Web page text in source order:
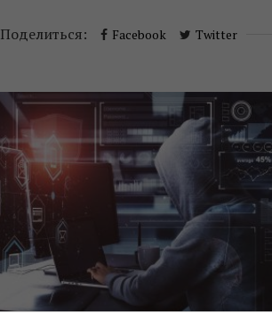
Поделиться: Facebook Twitter